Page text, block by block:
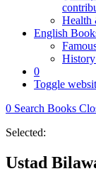
Health
English
0
Toggle
0 Search Books
Selected:
Ustad